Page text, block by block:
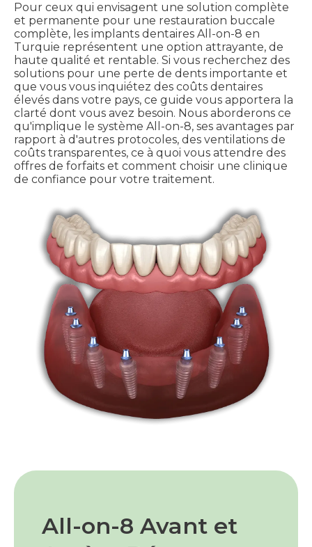
Pour ceux qui envisagent une solution complète
et permanente pour une restauration buccale
complète, les implants dentaires All-on-8 en
Turquie représentent une option attrayante, de
haute qualité et rentable. Si vous recherchez des
solutions pour une perte de dents importante et
que vous vous inquiétez des coûts dentaires
élevés dans votre pays, ce guide vous apportera la
clarté dont vous avez besoin. Nous aborderons ce
qu'implique le système All-on-8, ses avantages par
rapport à d'autres protocoles, des ventilations de
coûts transparentes, ce à quoi vous attendre des
offres de forfaits et comment choisir une clinique
de confiance pour votre traitement.
All-on-8 Avant et